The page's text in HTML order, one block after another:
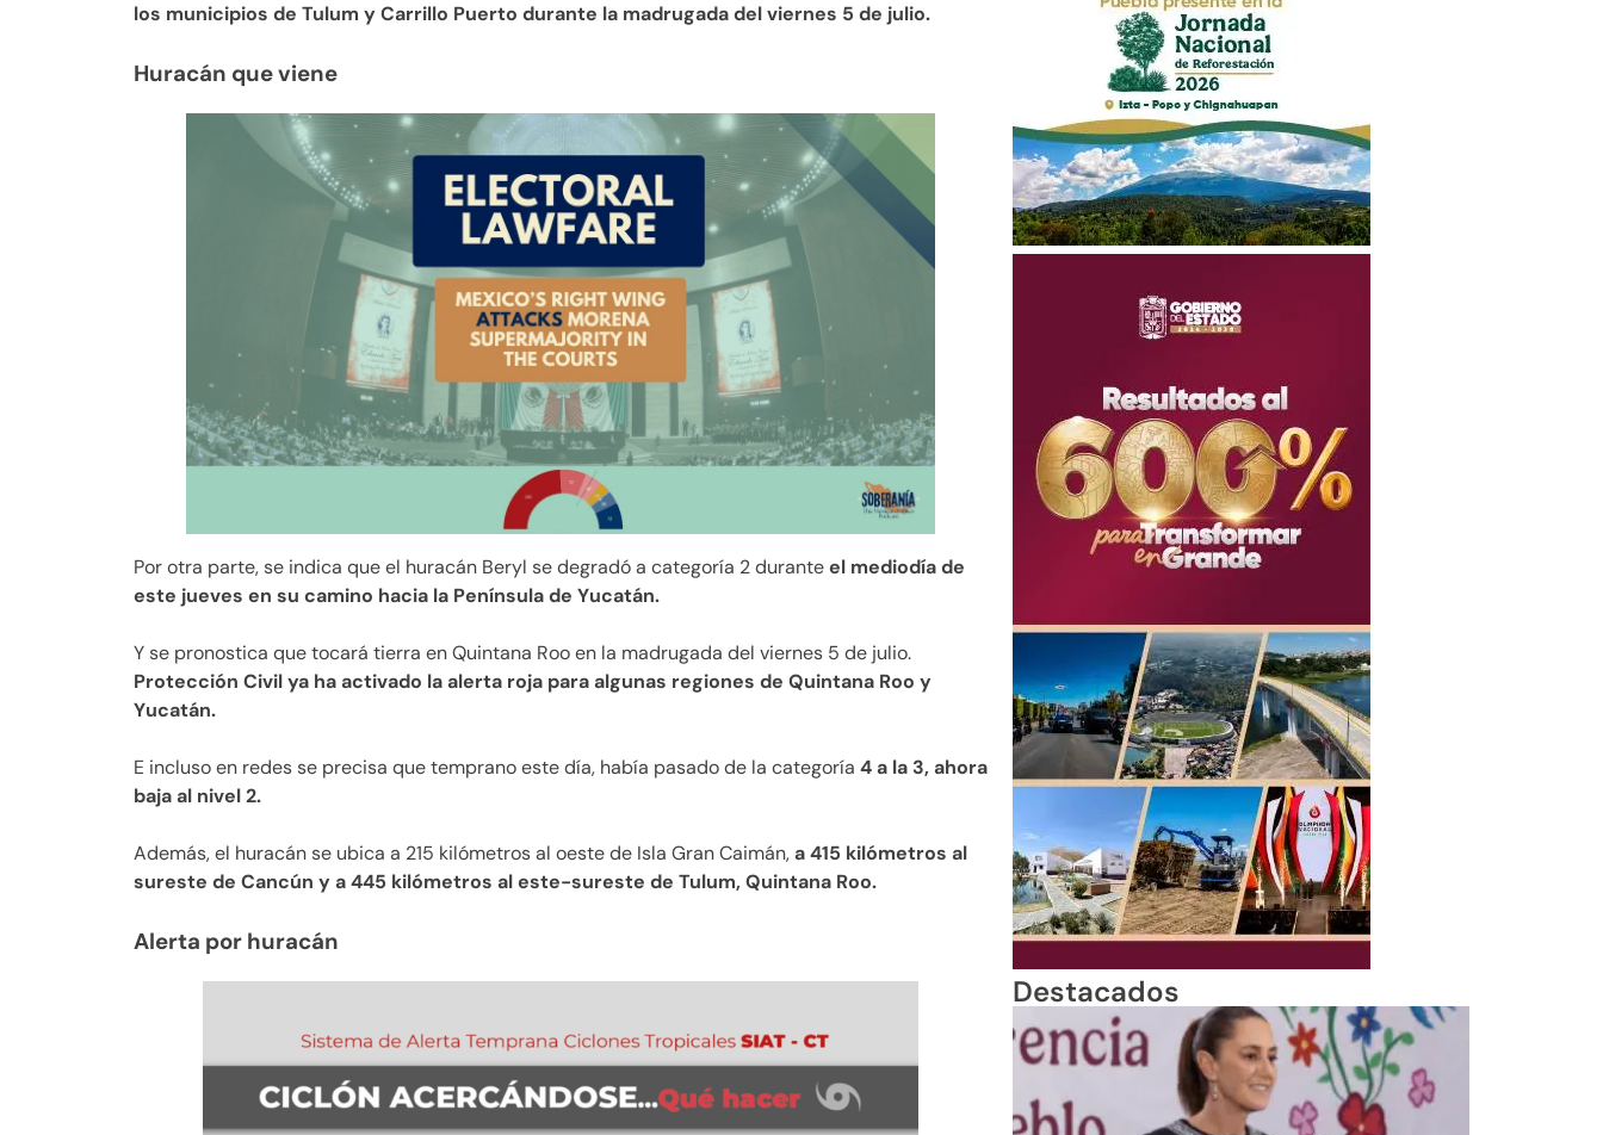
los municipios de Tulum y Carrillo Puerto durante la madrugada del viernes 5 de julio.
Huracán que viene
Por otra parte, se indica que el huracán Beryl se degradó a categoría 2 duranteel mediodía de
este jueves en su camino hacia la Península de Yucatán.
Y se pronostica que tocará tierra en Quintana Roo en la madrugada del viernes 5 de julio.
Protección Civil ya ha activado la alerta roja para algunas regiones de Quintana Roo y
Yucatán.
E incluso en redes se precisa que temprano este día, había pasado de la categoría 4 a la 3, ahora
baja al nivel 2.
Además, el huracán se ubica a 215 kilómetros al oeste de Isla Gran Caimán,a 415 kilómetros al
sureste de Cancún y a 445 kilómetros al este-sureste de Tulum, Quintana Roo.
Alerta por huracán
Destacados